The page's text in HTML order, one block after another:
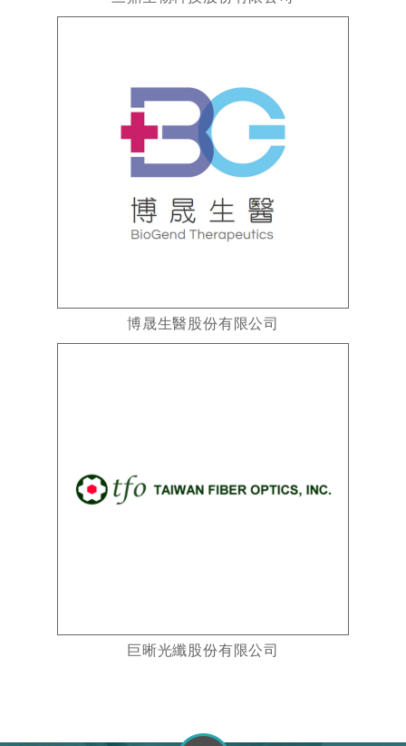
博晟生醫股份有限公司
巨晰光纖股份有限公司
go to top